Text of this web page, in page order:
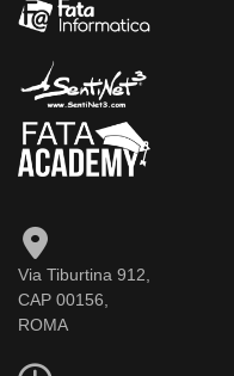
Via Tiburtina 912,
CAP 00156,
ROMA